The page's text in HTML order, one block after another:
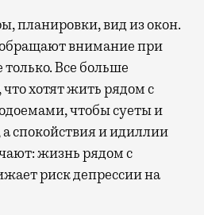
обращают внимание при
Все больше
хотят жить рядом с
чтобы суеты и
спокойствия и идиллии
жизнь рядом с
риск депрессии на